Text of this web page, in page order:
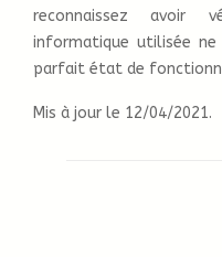
reconnaissez avoir
informatique utilisée
parfait état de
Mis à jour le 12/04/2021.